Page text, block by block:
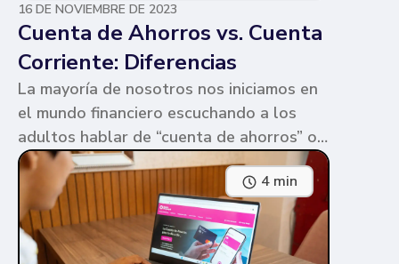
16 DE NOVIEMBRE DE 2023
Cuenta de Ahorros vs. Cuenta
Corriente: Diferencias
La mayoría de nosotros nos iniciamos en
el mundo financiero escuchando a los
adultos hablar de “cuenta de ahorros” o
“cuenta corriente”. Ambas cuentas
parecen similares y puede ser confuso,
pero te contamos en qué consiste cada
una y sus diferencias.
4 min